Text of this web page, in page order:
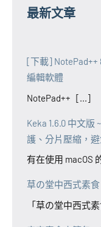
最新文章
[下載] NotePad++
編輯軟體
NotePad++ [...]
Keka 1.6.0 中文版
護、分片壓縮，
有在使用 macOS
草の堂中西式素
「草の堂中西式